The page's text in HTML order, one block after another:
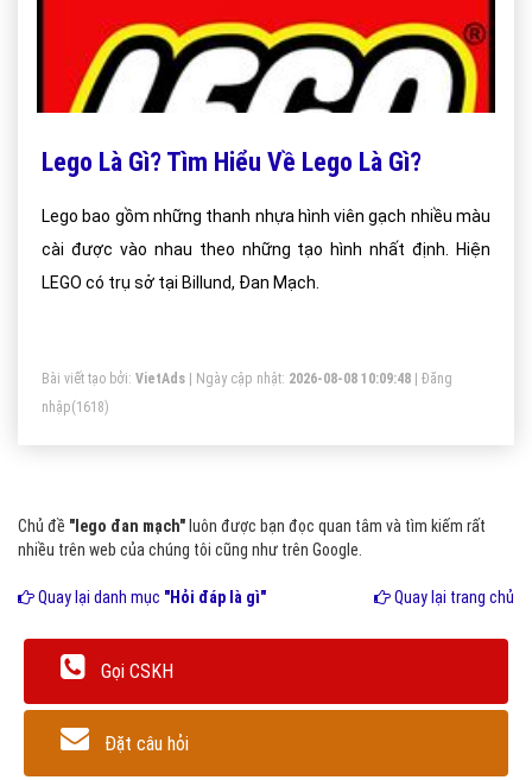
Lego Là Gì? Tìm Hiểu Về Lego Là Gì?
Lego bao gồm những thanh nhựa hình viên gạch nhiều màu
cài được vào nhau theo những tạo hình nhất định. Hiện
LEGO có trụ sở tại Billund, Đan Mạch.
Bài viết tạo bởi: VietAds | Ngày cập nhật: 2026-08-08 10:09:48
Đăng
nhập(1618)
Chủ đề "lego đan mạch" luôn được bạn đọc quan tâm và tìm kiếm rất
nhiều trên web của chúng tôi cũng như trên Google.
Quay lại danh mục "Hỏi đáp là gì" Quay lại trang chủ
Gọi CSKH
Đặt câu hỏi